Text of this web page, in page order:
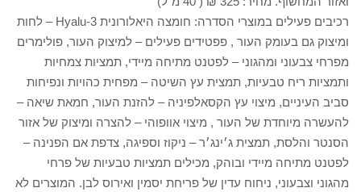
רכיבים פעילים במוצרי הסדרה: חומצה היאלורונית 3-Hyalu – לחות
ומיצוק גם בעומק העור , פפטידים פעילים – למיצוק העור, פולימרים
מפרחי צבעוני ומהגוני – לפטנט מתיחה מיידי, תמציות צמחיות
ותמציות ריח טבעיות, תמצית עץ השיטה – מפחית כהויות ונפיחות
סביב העיניים, מיצוי עץ הקסאלפיניה – להזנת העור, חמאת שיאה –
להעשרה מיוחדת של העור , מיצוי אוופוהי – להצרה ומיצוק של אזור
הסנטר והלסת, תמצית ג׳ינג׳ר – ניקוז וספיגה, צדפת אם הפנינה –
לפטנט מתיחה מיידי ובוהק, מכילים תמציות טבעיות של פרחי
מהגוני וצבעוני, ניחוח עדין של פריחת יסמין ואירוס לבן. המוצרים לא